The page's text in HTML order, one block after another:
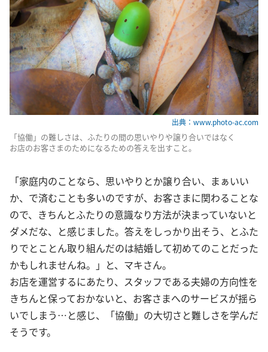
出典：www.photo-ac.com
「協働」の難しさは、ふたりの間の思いやりや譲り合いではなく
お店のお客さまのためになるための答えを出すこと。
「家庭内のことなら、思いやりとか譲り合い、まぁいい
か、で済むことも多いのですが、お客さまに関わることな
ので、きちんとふたりの意識なり方法が決まっていないと
ダメだな、と感じました。答えをしっかり出そう、とふた
りでとことん取り組んだのは結婚して初めてのことだった
かもしれませんね。」と、マキさん。
お店を運営するにあたり、スタッフである夫婦の方向性を
きちんと保っておかないと、お客さまへのサービスが揺ら
いでしまう…と感じ、「協働」の大切さと難しさを学んだ
そうです。